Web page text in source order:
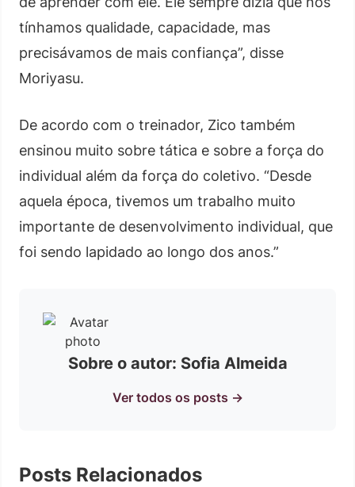
tínhamos qualidade, capacidade, mas
precisávamos de mais confiança”, disse
Moriyasu.
De acordo com o treinador, Zico também
ensinou muito sobre tática e sobre a força do
individual além da força do coletivo. “Desde
aquela época, tivemos um trabalho muito
importante de desenvolvimento individual, que
foi sendo lapidado ao longo dos anos.”
Sobre o autor: Sofia Almeida
Ver todos os posts →
Posts Relacionados